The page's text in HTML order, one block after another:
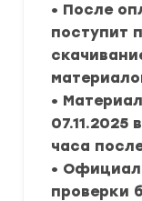
• После
поступит
•
07.11.2025
часа
•
проверки